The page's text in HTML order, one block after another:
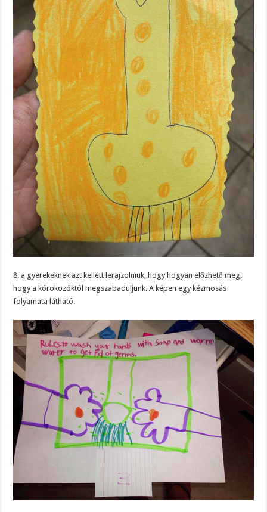
8. a gyerekeknek azt kellett lerajzolniuk, hogy hogyan előzhető meg,
hogy a kórokozóktól megszabaduljunk. A képen egy kézmosás
folyamata látható.